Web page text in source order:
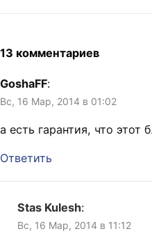
13 комментариев
GoshaFF:
Вс, 16 Мар, 2014 в 01:02
а есть гарантия, что этот
Ответить
Stas Kulesh:
Вс, 16 Мар, 2014 в 11:12